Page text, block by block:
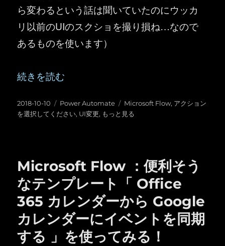
ら変わるという話は聞いていたのにウッカ
リ以前のUIのスクショを撮り損ね…なので
あるものを使います）
“Microsoft Flow ：アクションを選択するUIが変
続きを読む
投
稿
2018-10-10
カ
テ
Power Automate
タ
グ
Microsoft Flow, アクション
を選択してください, UI変更, もっと見る
Microsoft Flow ：便利そう
なテンプレート「 Office
365 カレンダーから Google
カレンダーにイベントを同期
する 」を使ってみる！